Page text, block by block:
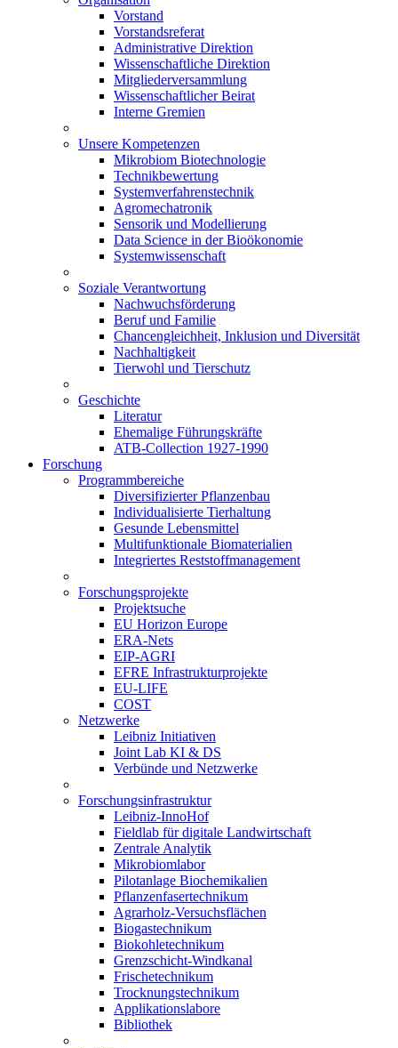
Vorstand
Vorstandsreferat
Administrative Direktion
Wissenschaftliche Direktion
Mitgliederversammlung
Wissenschaftlicher Beirat
Interne Gremien
Unsere Kompetenzen
Mikrobiom Biotechnologie
Technikbewertung
Systemverfahrenstechnik
Agromechatronik
Sensorik und Modellierung
Data Science in der Bioökonomie
Systemwissenschaft
Soziale Verantwortung
Nachwuchsförderung
Beruf und Familie
Chancengleichheit, Inklusion und Diversität
Nachhaltigkeit
Tierwohl und Tierschutz
Geschichte
Literatur
Ehemalige Führungskräfte
ATB-Collection 1927-1990
Forschung
Programmbereiche
Diversifizierter Pflanzenbau
Individualisierte Tierhaltung
Gesunde Lebensmittel
Multifunktionale Biomaterialien
Integriertes Reststoffmanagement
Forschungsprojekte
Projektsuche
EU Horizon Europe
ERA-Nets
EIP-AGRI
EFRE Infrastrukturprojekte
EU-LIFE
COST
Netzwerke
Leibniz Initiativen
Joint Lab KI & DS
Verbünde und Netzwerke
Forschungsinfrastruktur
Leibniz-InnoHof
Fieldlab für digitale Landwirtschaft
Zentrale Analytik
Mikrobiomlabor
Pilotanlage Biochemikalien
Pflanzenfasertechnikum
Agrarholz-Versuchsflächen
Biogastechnikum
Biokohletechnikum
Grenzschicht-Windkanal
Frischetechnikum
Trocknungstechnikum
Applikationslabore
Bibliothek